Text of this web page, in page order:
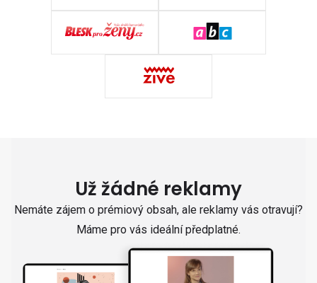
Už žádné reklamy
Nemáte zájem o prémiový obsah, ale reklamy vás otravují?
Máme pro vás ideální předplatné.